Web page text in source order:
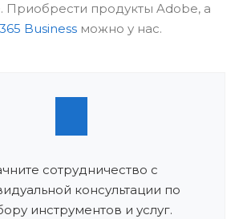
Приобрести продукты Adobe, а
Business можно у нас.
сотрудничество с
консультации по
инструментов и услуг.